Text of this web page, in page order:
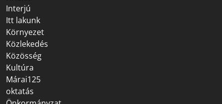
Interjú
Itt lakunk
Környezet
Közlekedés
Közösség
Kultúra
Márai125
oktatás